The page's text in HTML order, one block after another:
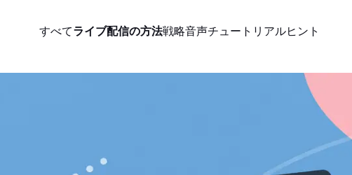
すべてライブ配信の方法戦略音声チュートリアルヒント